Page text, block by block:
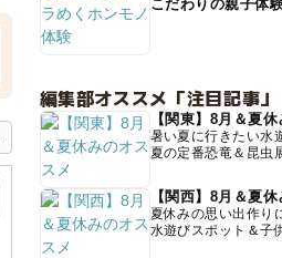
こだわりの親子体
編集部オススメ「注目記事」
【関東】8月＆夏
暑い夏に行きたい水
夏の定番恐竜＆昆虫
【関西】8月＆夏
夏休みの思い出作り
水遊びスポット＆子